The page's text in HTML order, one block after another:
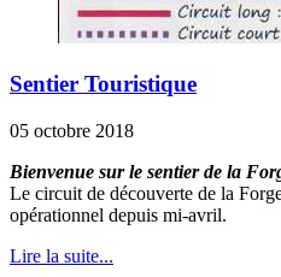
Sentier Touristique
05 octobre 2018
Bienvenue sur le sentier de la
Le circuit de découverte de la
opérationnel depuis mi-avril.
Lire la suite...